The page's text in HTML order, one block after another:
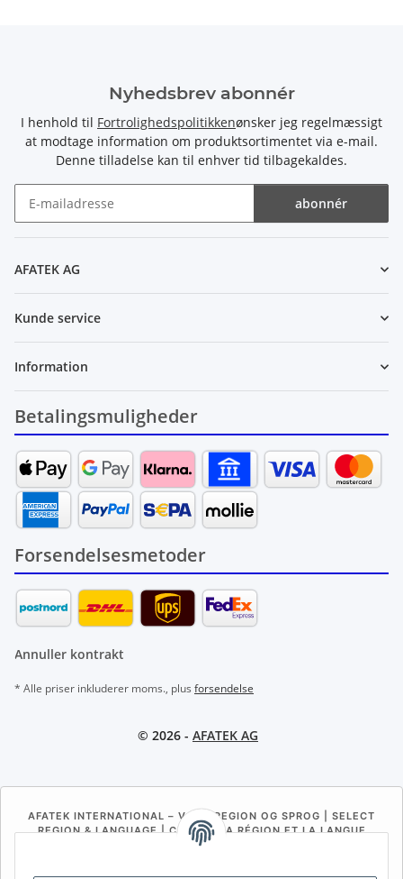
Nyhedsbrev abonnér
I henhold til Fortrolighedspolitikkenønsker jeg regelmæssigt
at modtage information om produktsortimentet via e-mail.
Denne tilladelse kan til enhver tid tilbagekaldes.
abonnér
AFATEK AG
Kunde service
Information
Betalingsmuligheder
Forsendelsesmetoder
Annuller kontrakt
* Alle priser inkluderer moms., plus forsendelse
© 2026 - AFATEK AG
AFATEK INTERNATIONAL – VÆLG REGION OG SPROG | SELECT
REGION & LANGUAGE | CHOISIR LA RÉGION ET LA LANGUE